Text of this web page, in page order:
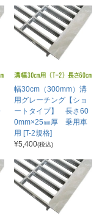
幅30cm（300mm）溝
用グレーチング【ショ
ートタイプ】 長さ60
0mm×25㎜厚 乗用車
用 [T-2規格]
¥5,400(税込)